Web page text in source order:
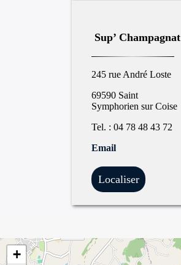
Sup’ Champagnat
245 rue André Loste
69590 Saint
Symphorien sur Coise
Tel. : 04 78 48 43 72
Email
Localiser
+